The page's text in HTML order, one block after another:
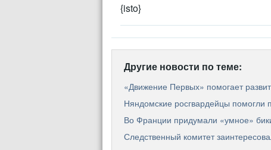
{isto}
Другие новости по теме:
«Движение Первых» помогает
Няндомские росгвардейцы помогли
Во Франции придумали «умное»
Следственный комитет